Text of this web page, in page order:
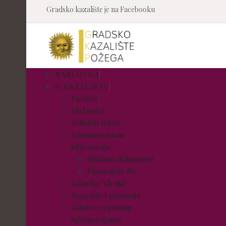
Gradsko kazalište je na Facebooku
NASLOVNA
O KAZALIŠTU
Povijest
Djelatnici
Tehnički uvjeti
Administrativne
informacije
Službeni dokumenti
Financijski dio
Galerija "Ciraki"
Nagrade i priznanja
Zahtjev za pristup
informacijama